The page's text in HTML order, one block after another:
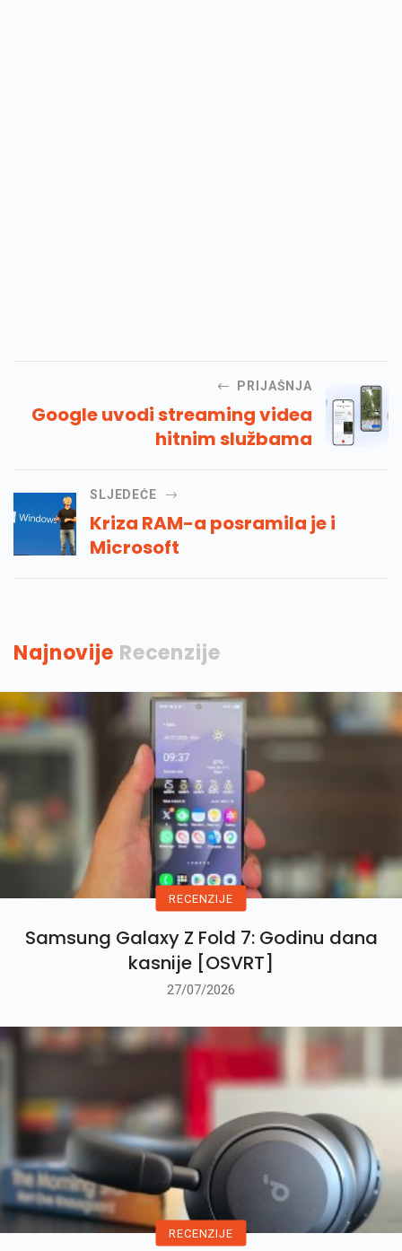
PRIJAŠNJA
Google uvodi streaming videa
hitnim službama
SLJEDEĆE
Kriza RAM-a posramila je i
Microsoft
Najnovije Recenzije
RECENZIJE
Samsung Galaxy Z Fold 7: Godinu dana
kasnije [OSVRT]
27/07/2026
RECENZIJE